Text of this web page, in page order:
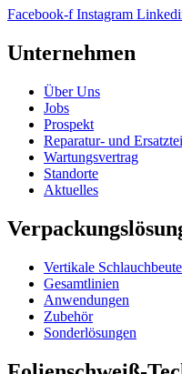
Facebook-f Instagram
Unternehmen
Über Uns
Jobs
Prospekt
Reparatur- und
Wartungsvertrag
Standorte
Aktuelles
Vertikale
Gesamtlinien
Anwendungen
Zubehör
Sonderlösungen